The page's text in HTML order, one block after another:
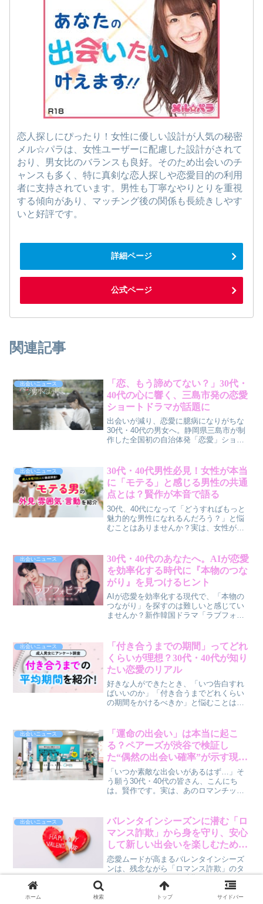
恋人探しにぴったり！女性に優しい設計が人気の秘密
メル☆パラは、女性ユーザーに配慮した設計がされて
おり、男女比のバランスも良好。そのため出会いのチ
ャンスも多く、特に真剣な恋人探しや恋愛目的の利用
者に支持されています。男性も丁寧なやりとりを重視
する傾向があり、マッチング後の関係も長続きしやす
いと好評です。
詳細ページ
公式ページ
関連記事
出会いニュース
「恋、もう諦めてない？」30代・
40代の心に響く、三島市発の恋愛
ショートドラマが話題に
出会いが減り、恋愛に臆病になりがちな
30代・40代の男女へ。静岡県三島市が制
作した全国初の自治体発「恋愛」ショー
ん。インフルエンサー俳優が織りなすリ
アルな恋模様と、三島市の美しい情景
が、大人になった私たちの恋愛観にそっ
と寄り添います。
出会いニュース
30代・40代男性必見！女性が本当
に「モテる」と感じる男性の共通
点とは？賢作が本音で語る
30代、40代になって「どうすればもっと
魅力的な男性になれるんだろう？」と悩
むことはありませんか？実は、女性が本
感」や「余裕」といった要素が大きく影
響していることが、最近の調査で明らか
になりました。この記事では、賢作がそ
の具体的な理由と、今日から実践できる
ヒントを本音で解説します。
出会いニュース
30代・40代のあなたへ。AIが恋愛
を効率化する時代に『本物のつな
がり』を見つけるヒント
AIが恋愛を効率化する現代で、「本物の
つながり」を探すのは難しいと感じてい
ませんか？新作韓国ドラマ「ラブフォビ
問いかけます。さらに、Leminoでは人気
ラブコメ・ロマンス作品の無料配信も実
施中。賢作が、AI時代の恋愛と、ときめ
きを取り戻すヒントを語ります。
出会いニュース
「付き合うまでの期間」ってどれ
くらいが理想？30代・40代が知り
たい恋愛のリアル
好きな人ができたとき、「いつ告白すれ
ばいいのか」「付き合うまでどれくらい
の期間をかけるべきか」と悩むことはあ
から、付き合うまでのリアルな期間や、
関係の進展における悩み、そして「この
人と付き合いたい」と感じるきっかけに
ついて、30代・40代の皆さんに向けた本
音寄りのコラムとしてお届けします。
出会いニュース
「運命の出会い」は本当に起こ
る？ペアーズが渋谷で検証し
た“偶然の出会い確率”が示す現実
と、30代・40代が今すべきこと
「いつか素敵な出会いがあるはず…」そ
う願う30代・40代の皆さん、こんにち
は。賢作です。実は、あのロマンチック
う現実が、マッチングアプリ「Pairs（ペ
アーズ）」の検証で明らかになりまし
た。それでも、諦める必要はありませ
ん。この記事では、その衝撃的な確率
と、私たちがこれからどう出会いと向き
合うべきかについて、一緒に考えていき
ましょう。
出会いニュース
バレンタインシーズンに潜む「ロ
マンス詐欺」から身を守り、安心
して新しい出会いを楽しむための
ヒント
恋愛ムードが高まるバレンタインシーズ
ンは、残念ながら「ロマンス詐欺」のタ
す。素敵な出会いを求める気持ちを大切
にしつつ、巧妙な詐欺から自分を守るた
ホーム 検索 トップ サイドバー